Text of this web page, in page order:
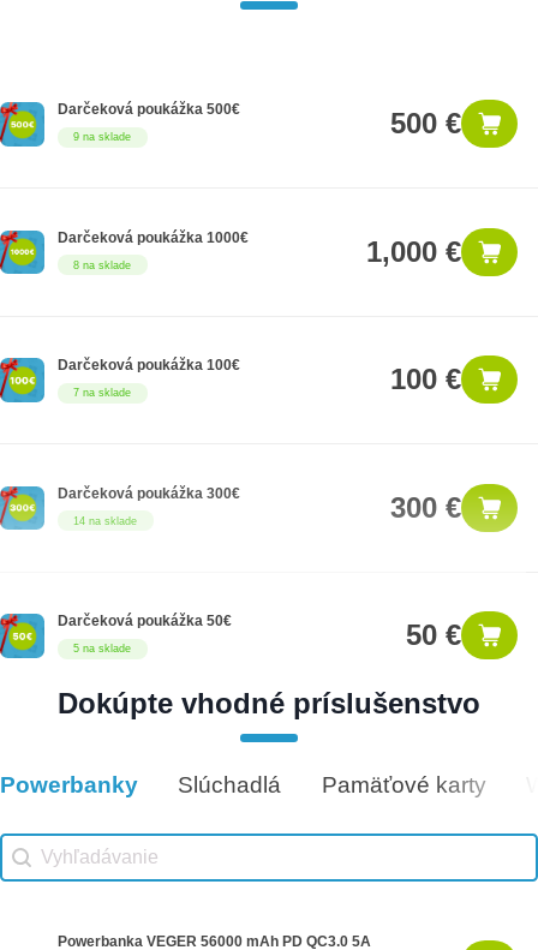
9 na sklade
Darčeková poukážka 500€ 500 €
8 na sklade
Darčeková poukážka 1000€ 1,000 €
7 na sklade
Darčeková poukážka 100€ 100 €
14 na sklade
Darčeková poukážka 300€ 300 €
5 na sklade
Darčeková poukážka 50€ 50 €
12 na sklade
Dokúpte vhodné príslušenstvo
Vhodné príslušenstvo
Powerbanky Slúchadlá Pamäťové karty
Vhodné príslušenstvo search
Search content
Powerbanka VEGER 56000 mAh PD QC3.0 5A